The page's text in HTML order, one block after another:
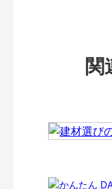
関